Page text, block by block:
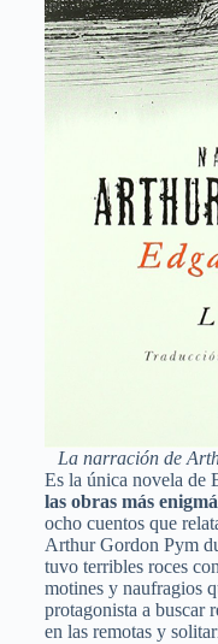
La narración de
Es la única novela de
las obras más
ocho cuentos que
Arthur Gordon Pym
tuvo terribles roces
motines y naufragios
protagonista a buscar
en las remotas y